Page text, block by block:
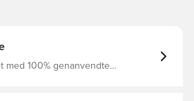
med 100% genanvendte